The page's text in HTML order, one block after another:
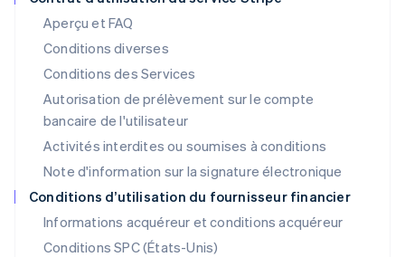
Aperçu et FAQ
Conditions diverses
Conditions des Services
Autorisation de prélèvement sur le compte
bancaire de l'utilisateur
Activités interdites ou soumises à conditions
Note d'information sur la signature électronique
Conditions d’utilisation du fournisseur financier
Informations acquéreur et conditions acquéreur
Conditions SPC (États-Unis)
Lettonie
English
Liechtenstein
Lituanie
English
Luxembourg
Malaisie
English简体中文
Malte
English
Mexique
Español English